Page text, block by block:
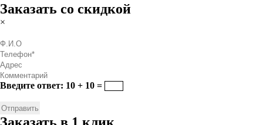
Заказать со скидкой
×
Введите ответ: 10 + 10 =